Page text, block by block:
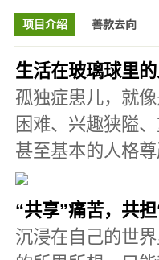
项目介绍 善款去向
生活在玻璃球里
孤独症患儿，就
困难、兴趣狭隘
甚至基本的人格尊
“共享”痛苦，共
沉浸在自己的世